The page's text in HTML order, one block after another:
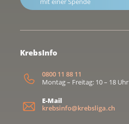
KrebsInfo
0800 11 88 11
Montag – Freitag: 10 – 18 Uhr
E-Mail
krebsinfo@krebsliga.ch